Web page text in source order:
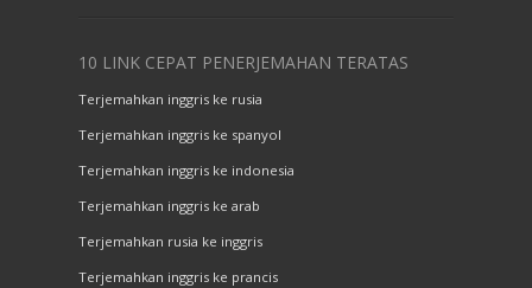
10 LINK CEPAT PENERJEMAHAN TERATAS
Terjemahkan inggris ke rusia
Terjemahkan inggris ke spanyol
Terjemahkan inggris ke indonesia
Terjemahkan inggris ke arab
Terjemahkan rusia ke inggris
Terjemahkan inggris ke prancis